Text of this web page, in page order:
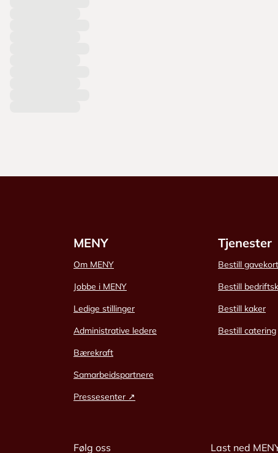
MENY
Om MENY
Jobbe i MENY
Ledige stillinger
Administrative ledere
Bærekraft
Samarbeidspartnere
Pressesenter ↗
Tjenester
Bestill gavekort
Bestill
Bestill kaker
Bestill catering
Følg oss Last ned